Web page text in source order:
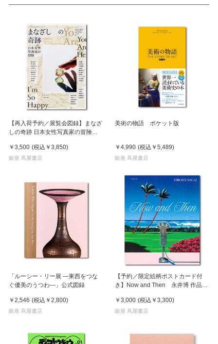
【再入荷予約／展覧会図録】まなざ
しの奇跡 日本女性写真家の冒険
￥3,500 (税込 ￥3,850)
銀座 蔦屋書店
美術の物語 ポケット版
￥4,990 (税込 ￥5,489)
銀座 蔦屋書店
「ルーシー・リー展 ―東西をつな
ぐ優美のうつわ―」公式図録
￥2,546 (税込 ￥2,800)
銀座 蔦屋書店
【予約／限定絵柄ポストカード付
き】Now and Then 永井博 作品
￥3,000 (税込 ￥3,300)
銀座 蔦屋書店